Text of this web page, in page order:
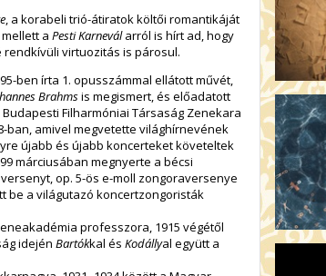
, a korabeli trió-átiratok költői romantikáját
a Pesti Karneválarról is hírt ad, hogy
virtuozitás is párosul.
ben írta 1. opusszámmal ellátott művét,
Brahmsis megismert, és előadatott
Filharmóniai Társaság Zenekara
ban, amivel megvetette világhírnevének
újabb és újabb koncerteket követeltek
márciusában megnyerte a bécsi
op. 5-ös e-moll zongoraversenye
be a világutazó koncertzongoristák
professzora, 1915 végétől
idején Bartókkal és Kodállyal együtt a